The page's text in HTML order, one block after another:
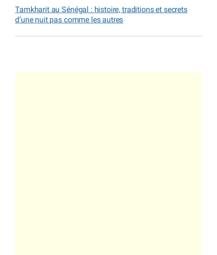
Tamkharit au Sénégal : histoire, traditions et secrets
d’une nuit pas comme les autres